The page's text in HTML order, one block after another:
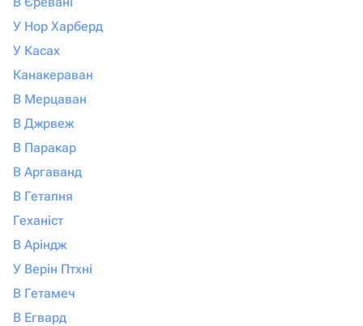
У Нор Харберд
У Касах
Канакераван
В Мерцаван
В Джрвеж
В Паракар
В Аргаванд
В Гетапня
Геханіст
В Аріндж
У Верін Птхні
В Гетамеч
В Егвард